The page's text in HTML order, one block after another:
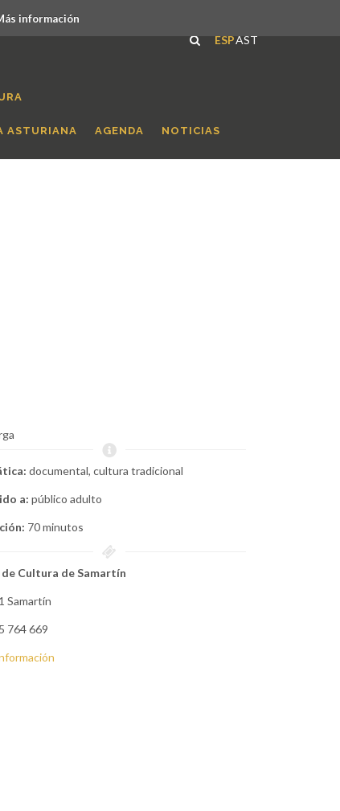
información
ESPAST
ASTURIANA AGENDA NOTICIAS
documental, cultura tradicional
a: público adulto
70 minutos
de Cultura de Samartín
Samartín
764 669